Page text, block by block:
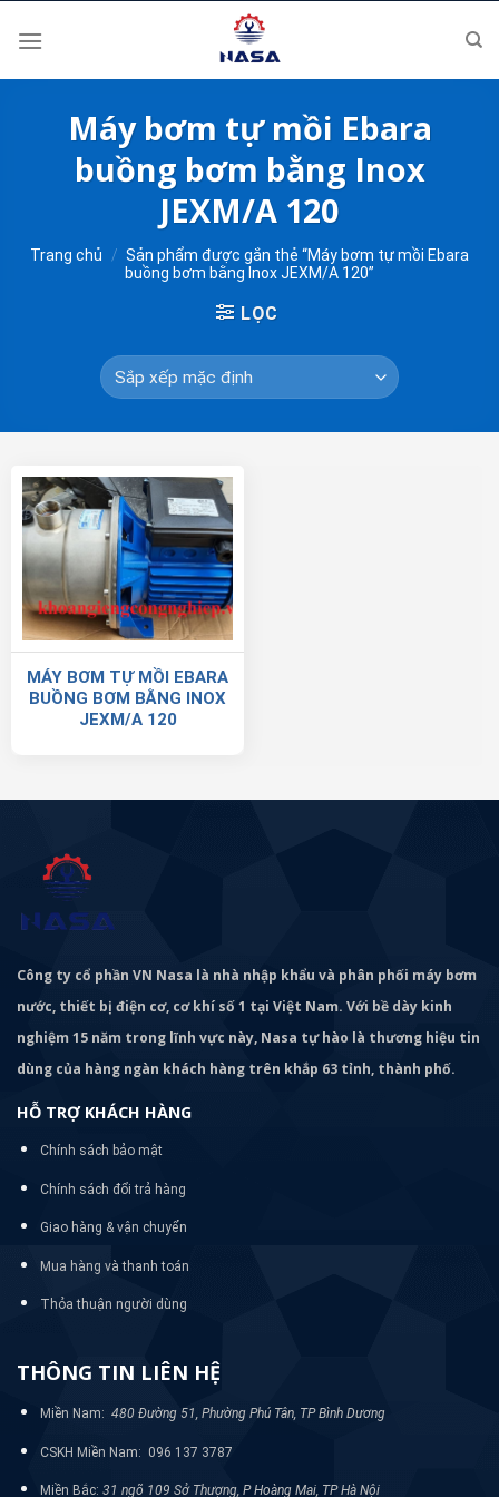
Máy bơm tự mồi Ebara
buồng bơm bằng Inox
JEXM/A 120
Trang chủ / Sản phẩm được gắn thẻ “Máy bơm tự mồi Ebara
buồng bơm bằng Inox JEXM/A 120”
LỌC
MÁY BƠM TỰ MỒI EBARA
BUỒNG BƠM BẰNG INOX
JEXM/A 120
Công ty cổ phần VN Nasa là nhà nhập khẩu và phân phối máy bơm
nước, thiết bị điện cơ, cơ khí số 1 tại Việt Nam. Với bề dày kinh
nghiệm 15 năm trong lĩnh vực này, Nasa tự hào là thương hiệu tin
dùng của hàng ngàn khách hàng trên khắp 63 tỉnh, thành phố.
HỖ TRỢ KHÁCH HÀNG
Chính sách bảo mật
Chính sách đổi trả hàng
Giao hàng & vận chuyển
Mua hàng và thanh toán
Thỏa thuận người dùng
THÔNG TIN LIÊN HỆ
Miền Nam: 480 Đường 51, Phường Phú Tân, TP Bình Dương
CSKH Miền Nam: 096 137 3787
Miền Bắc: 31 ngõ 109 Sở Thượng, P Hoàng Mai, TP Hà Nội